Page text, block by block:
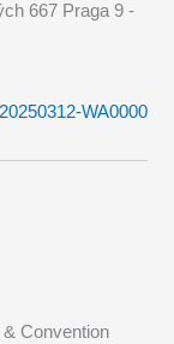
667 Praga 9 -
Convention